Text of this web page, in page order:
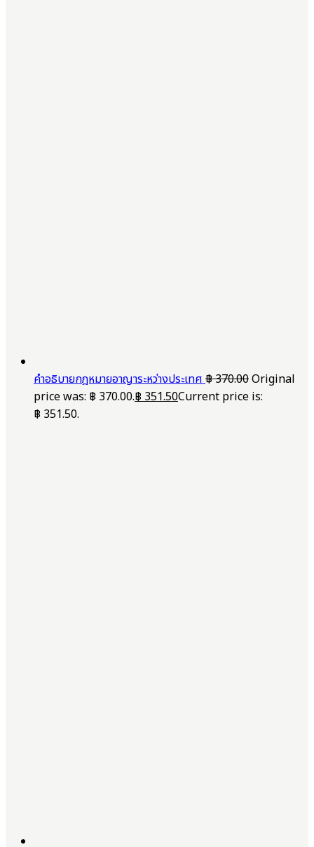
คำอธิบายกฎหมายอาญาระหว่างประเทศ ฿370.00Original
price was: ฿ 370.00.฿ 351.50Current price is:
฿ 351.50.